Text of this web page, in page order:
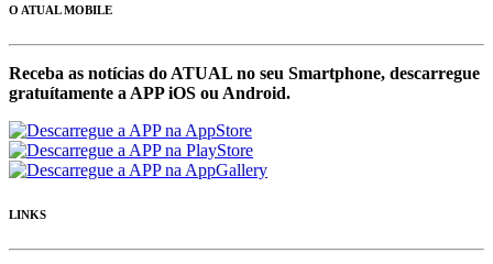
O ATUAL MOBILE
Receba as notícias do ATUAL no seu Smartphone, descarregue
gratuítamente a APP iOS ou Android.
LINKS